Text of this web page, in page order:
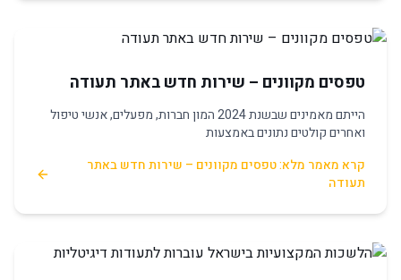
טפסים מקוונים – שירות חדש באתר תעודה
הייתם מאמינים שבשנת 2024 המון חברות, מפעלים, אנשי טיפול
ואחרים קולטים נתונים באמצעות
קרא מאמר מלא: טפסים מקוונים – שירות חדש באתר
תעודה